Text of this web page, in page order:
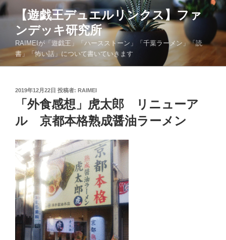
コ
ン
へ
【遊戯王デュエルリンクス】ファ
ンデッキ研究所
RAIMEIが「遊戯王」「ハースストーン」「千葉ラーメン」「読
書」「怖い話」について書いていきます
投
2019年12月22日 投稿者: RAIMEI
「外食感想」虎太郎 リニューア
ル 京都本格熟成醤油ラーメン